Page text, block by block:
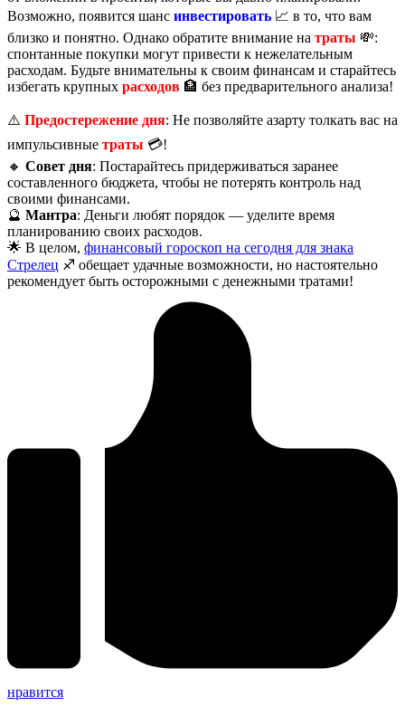
Возможно, появится шанс инвестировать 📈 в то, что вам
близко и понятно. Однако обратите внимание на траты 💸:
спонтанные покупки могут привести к нежелательным
расходам. Будьте внимательны к своим финансам и старайтесь
избегать крупных расходов 🏦 без предварительного анализа!
⚠️ Предостережение дня: Не позволяйте азарту толкать вас на
импульсивные траты 💳!
🔸 Совет дня: Постарайтесь придерживаться заранее
составленного бюджета, чтобы не потерять контроль над
своими финансами.
🔮 Мантра: Деньги любят порядок — уделите время
планированию своих расходов.
🌟 В целом, финансовый гороскоп на сегодня для знака
Стрелец ♐️ обещает удачные возможности, но настоятельно
рекомендует быть осторожными с денежными тратами!
нравится